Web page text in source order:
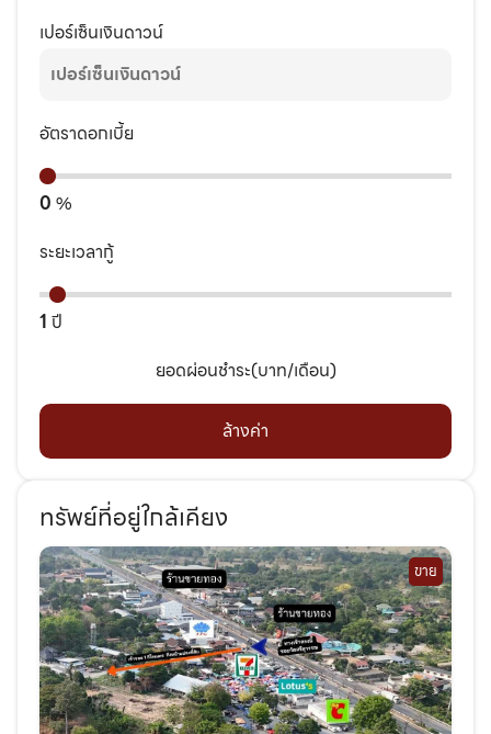
เปอร์เซ็นเงินดาวน์
อัตราดอกเบี้ย
0 %
ระยะเวลากู้
1 ปี
ยอดผ่อนชำระ(บาท/เดือน)
ล้างค่า
ทรัพย์ที่อยู่ใกล้เคียง
ขาย